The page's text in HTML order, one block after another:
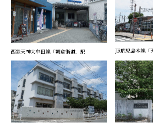
西鉄天神大牟田線「朝倉街道」駅 JR鹿児島本線「